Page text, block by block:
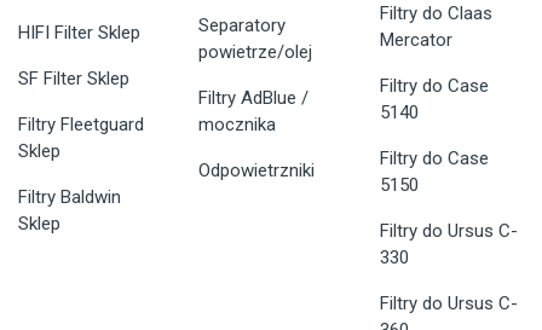
HIFI Filter Sklep
SF Filter Sklep
Filtry Fleetguard
Sklep
Filtry Baldwin
Sklep
Separatory
powietrze/olej
Filtry AdBlue /
mocznika
Odpowietrzniki
Filtry do Claas
Mercator
Filtry do Case
5140
Filtry do Case
5150
Filtry do Ursus C-
330
Filtry do Ursus C-